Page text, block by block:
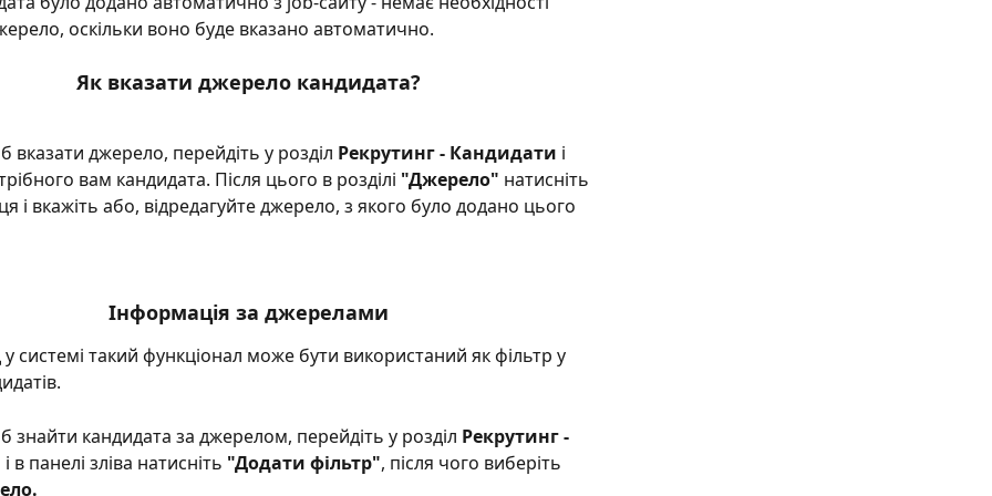
оскільки воно буде вказано автоматично.
Як вказати джерело кандидата?
вказати джерело, перейдіть у розділ Рекрутинг - Кандидати і
вам кандидата. Після цього в розділі "Джерело" натисніть
і вкажіть або, відредагуйте джерело, з якого було додано цього
Інформація за джерелами
системі такий функціонал може бути використаний як фільтр у
знайти кандидата за джерелом, перейдіть у розділ Рекрутинг -
і в панелі зліва натисніть "Додати фільтр", після чого виберіть